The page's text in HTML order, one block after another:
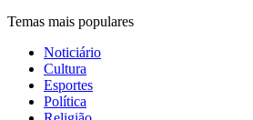
Temas mais populares
Noticiário
Cultura
Esportes
Política